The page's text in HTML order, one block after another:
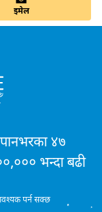
इमेल
४७
भन्दा बढी
पर्न सक्छ